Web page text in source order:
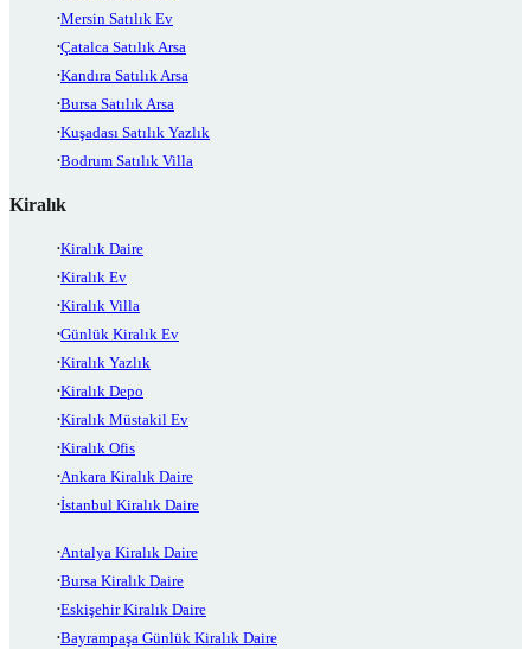
Mersin Satılık Ev
Çatalca Satılık Arsa
Kandıra Satılık Arsa
Bursa Satılık Arsa
Kuşadası Satılık Yazlık
Bodrum Satılık Villa
Kiralık
Kiralık Daire
Kiralık Ev
Kiralık Villa
Günlük Kiralık Ev
Kiralık Yazlık
Kiralık Depo
Kiralık Müstakil Ev
Kiralık Ofis
Ankara Kiralık Daire
İstanbul Kiralık Daire
Antalya Kiralık Daire
Bursa Kiralık Daire
Eskişehir Kiralık Daire
Bayrampaşa Günlük Kiralık Daire